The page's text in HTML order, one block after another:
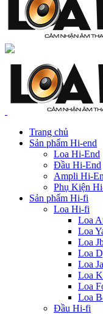
Trang chủ
Sản phẩm Hi-end
Loa Hi-End
Đầu Hi-End
Ampli Hi-
Phụ Kiện
Sản phẩm Hi-fi
Loa Hi-fi
Loa
Loa
Loa
Loa
Loa
Loa
Loa
Loa
Đầu Hi-fi